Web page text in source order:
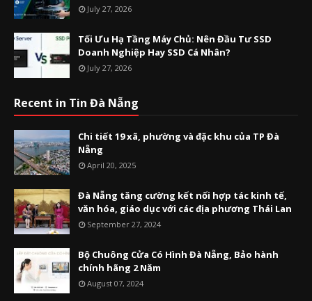
July 27, 2026
Tối Ưu Hạ Tầng Máy Chủ: Nên Đầu Tư SSD
Doanh Nghiệp Hay SSD Cá Nhân?
July 27, 2026
Recent in Tin Đà Nẵng
Chi tiết 19 xã, phường và đặc khu của TP Đà
Nẵng
April 20, 2025
Đà Nẵng tăng cường kết nối hợp tác kinh tế,
văn hóa, giáo dục với các địa phương Thái Lan
September 27, 2024
Bộ Chuông Cửa Có Hình Đà Nẵng, Bảo hành
chính hãng 2 Năm
August 07, 2024